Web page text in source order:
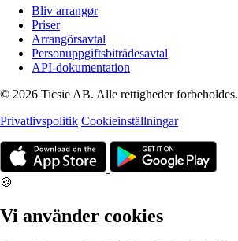
Bliv arrangør
Priser
Arrangörsavtal
Personuppgiftsbiträdesavtal
API-dokumentation
© 2026 Ticsie AB. Alle rettigheder forbeholdes.
Privatlivspolitik Cookieinställningar
🍪
Vi använder cookies